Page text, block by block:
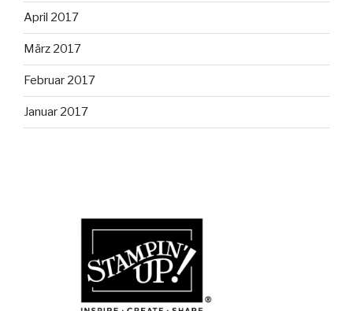
April 2017
März 2017
Februar 2017
Januar 2017